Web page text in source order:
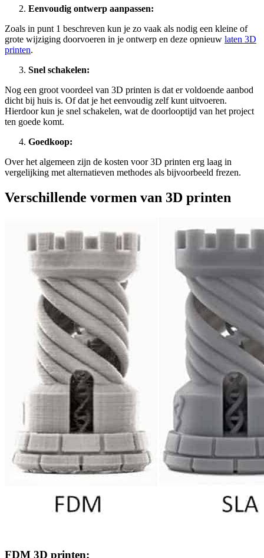
Eenvoudig ontwerp aanpassen:
Zoals in punt 1 beschreven kun je zo vaak als nodig een kleine of
grote wijziging doorvoeren in je ontwerp en deze opnieuw laten 3D
printen.
Snel schakelen:
Nog een groot voordeel van 3D printen is dat er voldoende aanbod
dicht bij huis is. Of dat je het eenvoudig zelf kunt uitvoeren.
Hierdoor kun je snel schakelen, wat de doorlooptijd van het project
ten goede komt.
Goedkoop:
Over het algemeen zijn de kosten voor 3D printen erg laag in
vergelijking met alternatieven methodes als bijvoorbeeld frezen.
Verschillende vormen van 3D printen
FDM 3D printen: